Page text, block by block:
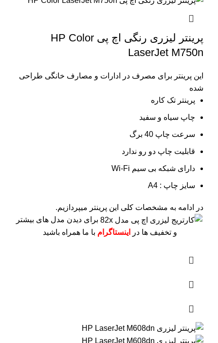
پرینتر لیزری رنگی اچ پی HP Color
LaserJet M750n
این پرینتر برای مصرف در ادارات و مصارف خانگی طراحی
شده
پرینتر تک کاره
چاپ سیاه و سفید
سرعت چاپ 40 برگ
قابلیت چاپ دو رو ندارد
دارای شبکه بی سیم Wi-Fi
سایز چاپ : A4
در ادامه به مشخصات کلی این پرینتر میپردازیم.
برای دیدن مدل های بیشتر
و تخفیف ها در
اینستاگرام با ما همراه باشید